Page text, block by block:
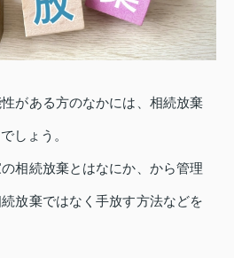
がある方のなかには、相続放棄
しょう。
相続放棄とはなにか、から管理
放棄ではなく手放す方法などを